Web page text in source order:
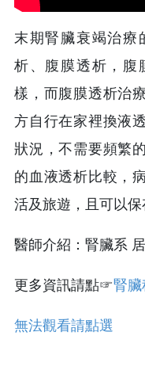
末期腎臟衰竭治療
析、腹膜透析，腹
樣，而腹膜透析治
方自行在家裡換液
狀況，不需要頻繁
的血液透析比較，
活及旅遊，且可以保
醫師介紹：腎臟系
更多資訊請點☞腎臟
無法觀看請點選